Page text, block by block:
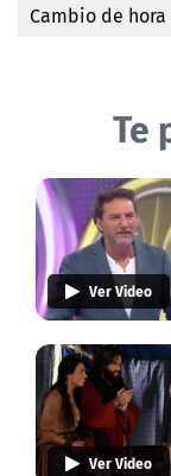
Cambio de hora
Te
Ver Video
Ver Video